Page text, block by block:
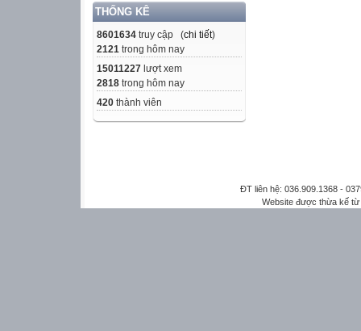
THỐNG KÊ
8601634 truy cập (chi tiết)
2121 trong hôm nay
15011227 lượt xem
2818 trong hôm nay
420 thành viên
ĐT liên hệ: 036.909.1368 -
Website được thừa kế từ